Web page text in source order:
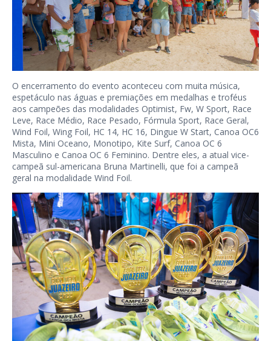
O encerramento do evento aconteceu com muita música,
espetáculo nas águas e premiações em medalhas e troféus
aos campeões das modalidades Optimist, Fw, W Sport, Race
Leve, Race Médio, Race Pesado, Fórmula Sport, Race Geral,
Wind Foil, Wing Foil, HC 14, HC 16, Dingue W Start, Canoa OC6
Mista, Mini Oceano, Monotipo, Kite Surf, Canoa OC 6
Masculino e Canoa OC 6 Feminino. Dentre eles, a atual vice-
campeã sul-americana Bruna Martinelli, que foi a campeã
geral na modalidade Wind Foil.